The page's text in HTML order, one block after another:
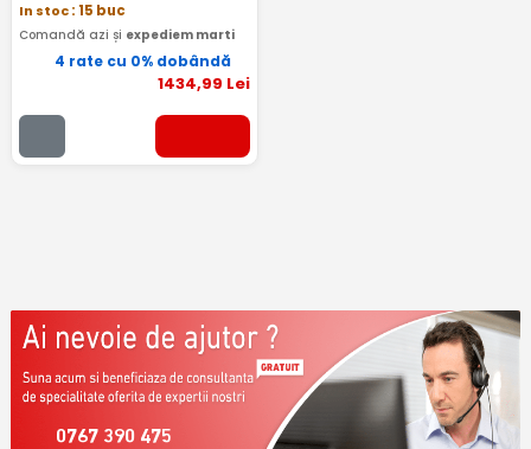
In stoc: 15 buc
Comandă azi și expediem marti
4 rate cu 0% dobândă
1434,99 Lei
0767 390 475